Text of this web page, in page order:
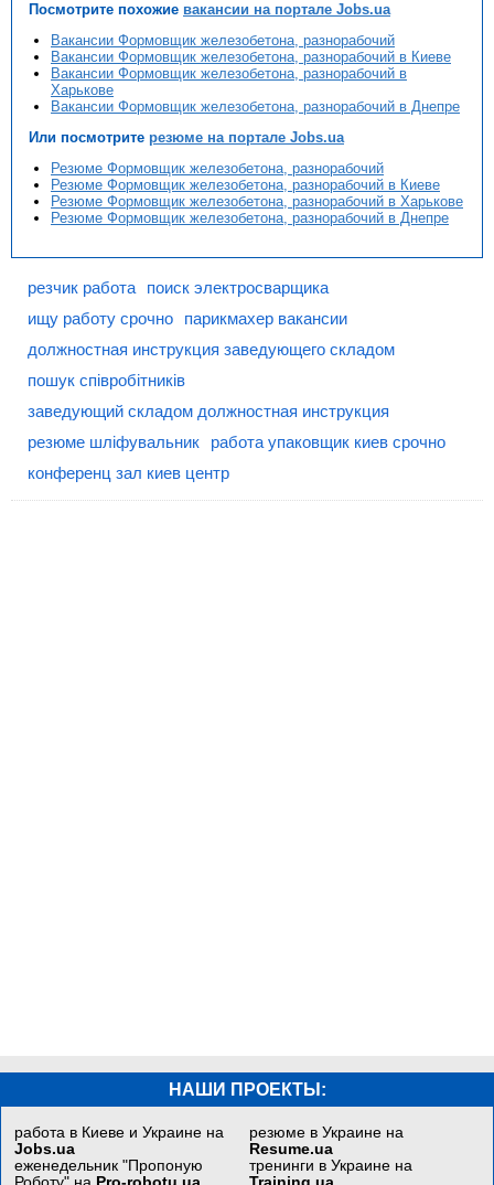
Посмотрите похожие вакансии на портале Jobs.ua
Вакансии Формовщик железобетона, разнорабочий
Вакансии Формовщик железобетона, разнорабочий в Киеве
Вакансии Формовщик железобетона, разнорабочий в
Харькове
Вакансии Формовщик железобетона, разнорабочий в Днепре
Или посмотрите резюме на портале Jobs.ua
Резюме Формовщик железобетона, разнорабочий
Резюме Формовщик железобетона, разнорабочий в Киеве
Резюме Формовщик железобетона, разнорабочий в Харькове
Резюме Формовщик железобетона, разнорабочий в Днепре
резчик работа
поиск электросварщика
ищу работу срочно
парикмахер вакансии
должностная инструкция заведующего складом
пошук співробітників
заведующий складом должностная инструкция
резюме шліфувальник
работа упаковщик киев срочно
конференц зал киев центр
НАШИ ПРОЕКТЫ:
работа в Киеве и Украине на
Jobs.ua
еженедельник "Пропоную
резюме в Украине на
Resume.ua
тренинги в Украине на